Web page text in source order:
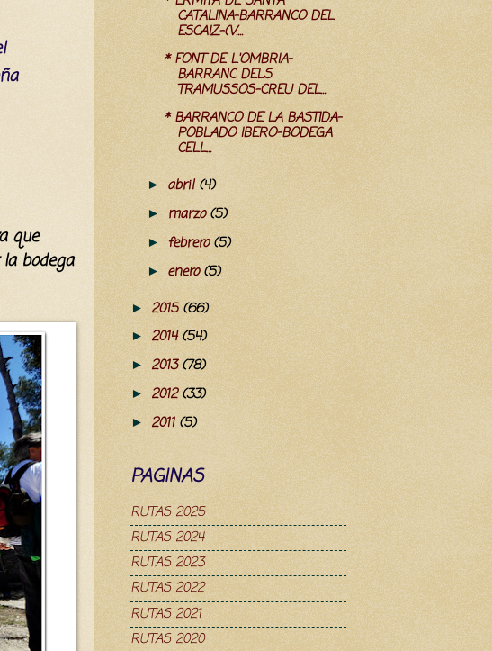
que
bodega
CATALINA-BARRANCO DEL
ESCAIZ-(V....
* FONT DE L'OMBRIA-
BARRANC DELS
TRAMUSSOS-CREU DEL...
* BARRANCO DE LA BASTIDA-
POBLADO IBERO-BODEGA
CELL...
► abril(4)
► marzo(5)
► febrero(5)
► enero(5)
► 2015(66)
► 2014(54)
► 2013(78)
► 2012(33)
► 2011 (5)
PAGINAS
RUTAS 2025
RUTAS 2024
RUTAS 2023
RUTAS 2022
RUTAS 2021
RUTAS 2020